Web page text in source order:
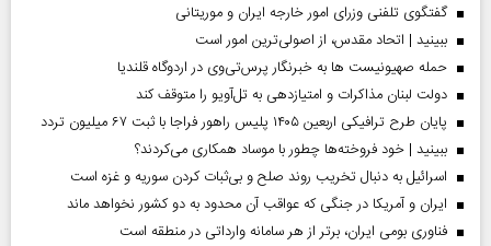
گفتگوی تلفنی وزرای امور خارجه ایران و موریتانی
ببینید | اتحاد مقدس، از اصولی‌ترین امور است
حمله صهیونیست ها به خبرنگار پرس‌تی‌وی در اردوگاه قلندیا
دولت لبنان مذاکرات و امتیازدهی به تل‌آویو را متوقف کند
پایان طرح ترافیکی اربعین ۱۴۰۵ پلیس راهور فراجا با ثبت ۶۷ میلیون تردد
ببینید | خود فروخته‌ها چطور با موساد همکاری می‌کردند؟
اسرائیل به دنبال تخریب روند صلح و بی‌ثبات کردن سوریه و غزه است
ایران و آمریکا در جنگی که عواقب آن محدود به دو کشور نخواهد ماند
فناوری بومی ایران، برتر از هر سامانه وارداتی در منطقه است